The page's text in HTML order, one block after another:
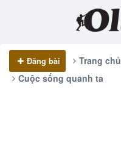
Đăng bài Trang chủ
Cuộc sống quanh ta